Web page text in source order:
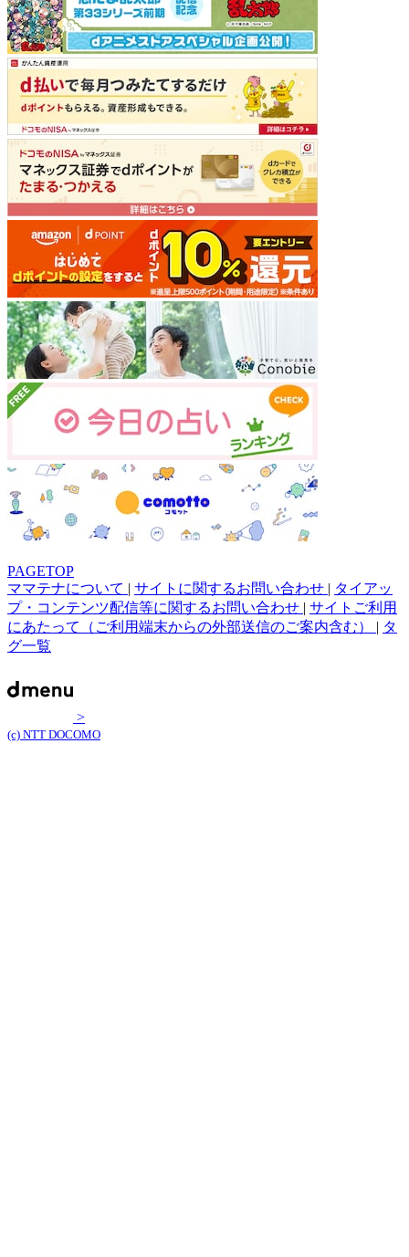
PAGETOP
ママテナについて | サイトに関するお問い合わせ | タイアッ
プ・コンテンツ配信等に関するお問い合わせ | サイトご利用
にあたって（ご利用端末からの外部送信のご案内含む） | タ
グ一覧
>
(c) NTT DOCOMO